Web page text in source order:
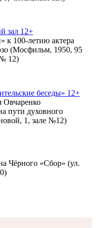
зал 12+
к 100-летию актера
(Мосфильм, 1950, 95
12)
беседы» 12+
Овчаренко
пути духовного
1, зале №12)
Чёрного «Сбор» (ул.